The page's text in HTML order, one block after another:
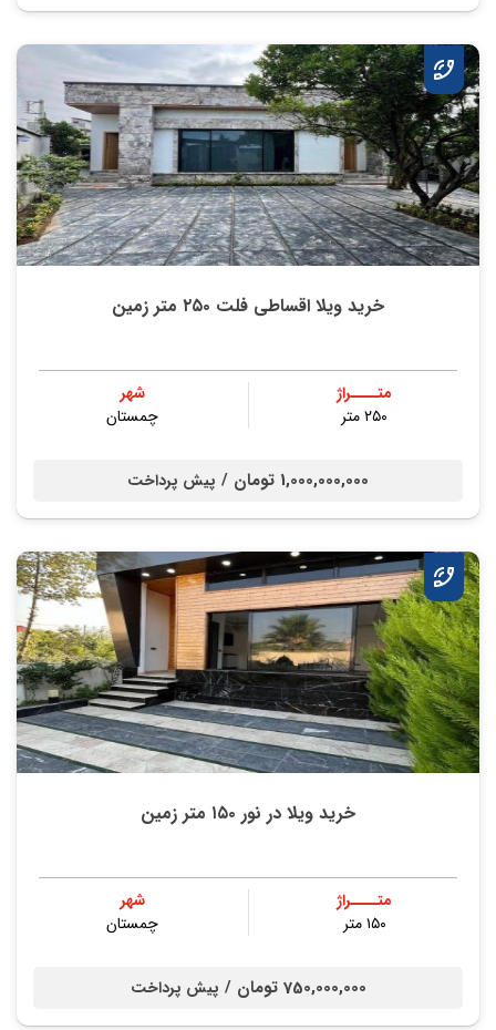
خرید ویلا اقساطی فلت ۲۵۰ متر زمین
متــــراژ
۲۵۰ متر
شهر
چمستان
1,000,000,000 تومان / پیش پرداخت
خرید ویلا در نور ۱۵۰ متر زمین
متــــراژ
۱۵۰ متر
شهر
چمستان
750,000,000 تومان / پیش پرداخت